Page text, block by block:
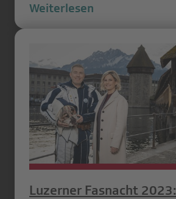
Weiterlesen
Luzerner Fasnacht 2023: